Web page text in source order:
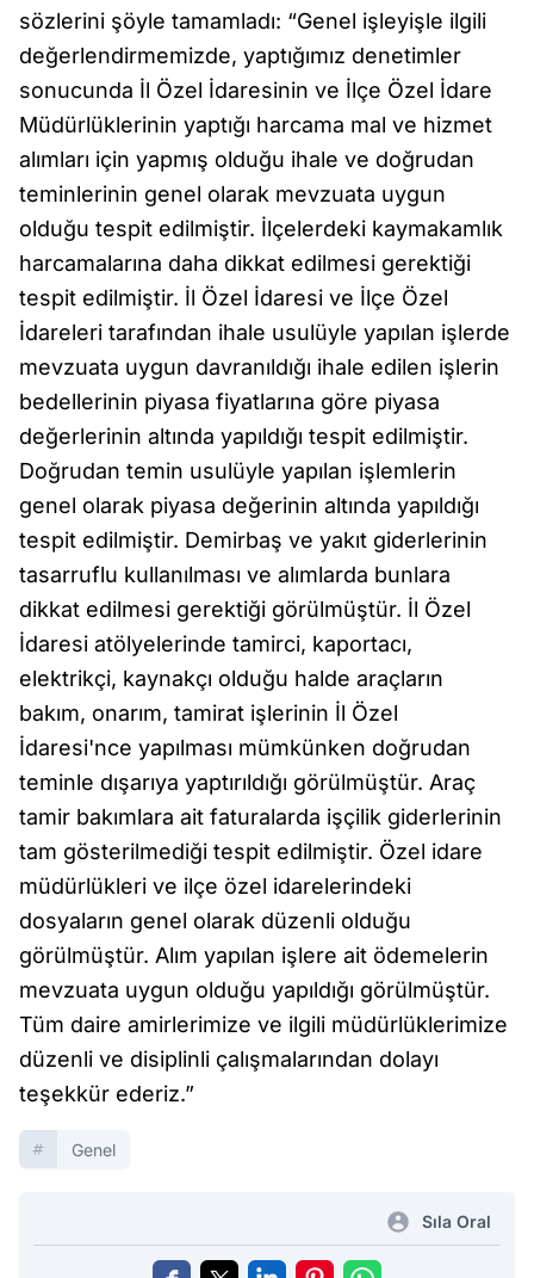
sözlerini şöyle tamamladı: “Genel işleyişle ilgili
değerlendirmemizde, yaptığımız denetimler
sonucunda İl Özel İdaresinin ve İlçe Özel İdare
Müdürlüklerinin yaptığı harcama mal ve hizmet
alımları için yapmış olduğu ihale ve doğrudan
teminlerinin genel olarak mevzuata uygun
olduğu tespit edilmiştir. İlçelerdeki kaymakamlık
harcamalarına daha dikkat edilmesi gerektiği
tespit edilmiştir. İl Özel İdaresi ve İlçe Özel
İdareleri tarafından ihale usulüyle yapılan işlerde
mevzuata uygun davranıldığı ihale edilen işlerin
bedellerinin piyasa fiyatlarına göre piyasa
değerlerinin altında yapıldığı tespit edilmiştir.
Doğrudan temin usulüyle yapılan işlemlerin
genel olarak piyasa değerinin altında yapıldığı
tespit edilmiştir. Demirbaş ve yakıt giderlerinin
tasarruflu kullanılması ve alımlarda bunlara
dikkat edilmesi gerektiği görülmüştür. İl Özel
İdaresi atölyelerinde tamirci, kaportacı,
elektrikçi, kaynakçı olduğu halde araçların
bakım, onarım, tamirat işlerinin İl Özel
İdaresi'nce yapılması mümkünken doğrudan
teminle dışarıya yaptırıldığı görülmüştür. Araç
tamir bakımlara ait faturalarda işçilik giderlerinin
tam gösterilmediği tespit edilmiştir. Özel idare
müdürlükleri ve ilçe özel idarelerindeki
dosyaların genel olarak düzenli olduğu
görülmüştür. Alım yapılan işlere ait ödemelerin
mevzuata uygun olduğu yapıldığı görülmüştür.
Tüm daire amirlerimize ve ilgili müdürlüklerimize
düzenli ve disiplinli çalışmalarından dolayı
teşekkür ederiz.”
Genel
Sıla Oral